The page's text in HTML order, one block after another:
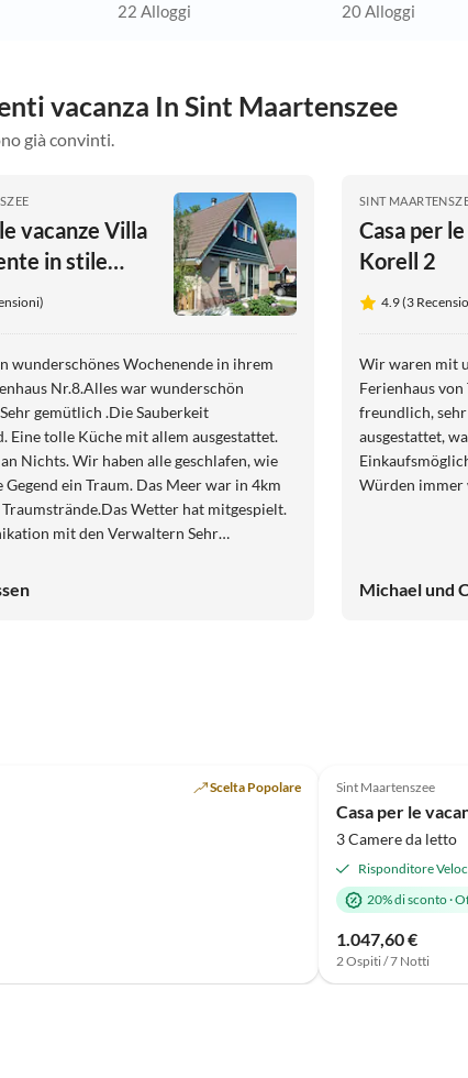
22 Alloggi 20 Alloggi
vacanza In Sint Maartenszee
già convinti.
vacanze Villa
in stile
vicino alla
wunderschönes Wochenende in ihrem
Nr.8.Alles war wunderschön
gemütlich .Die Sauberkeit
Eine tolle Küche mit allem ausgestattet.
Nichts. Wir haben alle geschlafen, wie
Gegend ein Traum. Das Meer war in 4km
Wetter hat mitgespielt.
mit den Verwaltern Sehr
wiederholen. Liebe Grüße noch an
SINT
Casa per
Korell 2
4.9 (3
Wir waren mit
Ferienhaus von
freundlich,
ausgestattet,
Würden immer
Michael und
Scelta Popolare Sint Maartenszee
Casa per le
3 Camere da letto
Risponditore
20% di sconto·
1.047,60 €
2 Ospiti / 7 Notti